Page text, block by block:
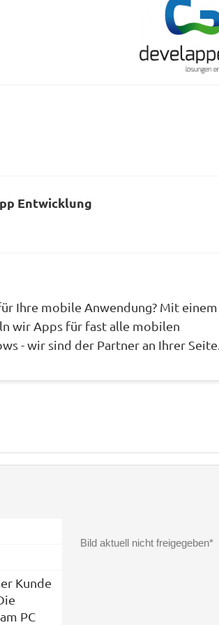
Entwicklung
Ihre mobile Anwendung? Mit einem
wir Apps für fast alle mobilen
- wir sind der Partner an Ihrer
Kunde
PC
Bild aktuell nicht freigegeben*